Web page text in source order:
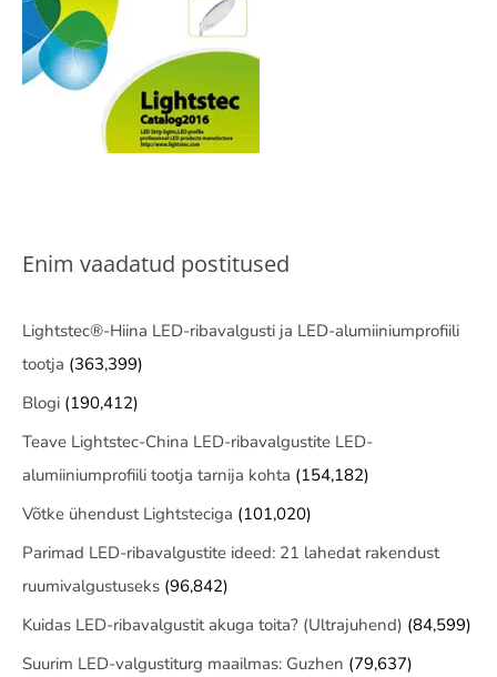
Enim vaadatud postitused
Lightstec®-Hiina LED-ribavalgusti ja LED-alumiiniumprofiili
tootja (363,399)
Blogi (190,412)
Teave Lightstec-China LED-ribavalgustite LED-
alumiiniumprofiili tootja tarnija kohta (154,182)
Võtke ühendust Lightsteciga (101,020)
Parimad LED-ribavalgustite ideed: 21 lahedat rakendust
ruumivalgustuseks (96,842)
Kuidas LED-ribavalgustit akuga toita? (Ultrajuhend) (84,599)
Suurim LED-valgustiturg maailmas: Guzhen (79,637)